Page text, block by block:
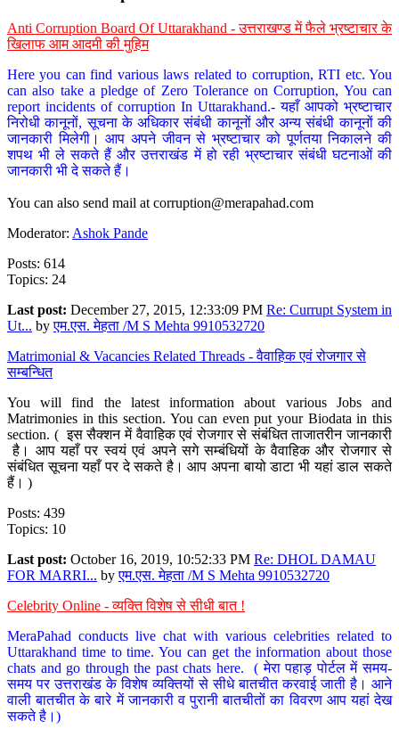
Anti Corruption Board Of Uttarakhand - उत्तराखण्ड में फैले भ्रष्टाचार के
खिलाफ आम आदमी की मुहिम
Here you can find various laws related to corruption, RTI etc. You
can also take a pledge of Zero Tolerance on Corruption, You can
report incidents of corruption In Uttarakhand.- यहाँ आपको भ्रष्टाचार
निरोधी कानूनों, सूचना के अधिकार संबंधी कानूनों और अन्य संबंधी कानूनों की
जानकारी मिलेगी। आप अपने जीवन से भ्रष्टाचार को पूर्णतया निकालने की
शपथ भी ले सकते हैं और उत्तराखंड में हो रही भ्रष्टाचार संबंधी घटनाओं की
जानकारी भी दे सकते हैं।
You can also send mail at corruption@merapahad.com
Moderator: Ashok Pande
Posts: 614
Topics: 24
Last post: December 27, 2015, 12:33:09 PM Re: Currupt System in
Ut... byएम.एस. मेहता /M S Mehta 9910532720
Matrimonial & Vacancies Related Threads - वैवाहिक एवं रोजगार से
सम्बन्धित
You will find the latest information about various Jobs and
Matrimonies in this section. You can even put your Biodata in this
section. ( इस सैक्शन में वैवाहिक एवं रोजगार से संबंधित ताजातरीन जानकारी
है। आप यहाँ पर स्वयं एवं अपने सगे सम्बंधियों के वैवाहिक और रोजगार से
संबंधित सूचना यहाँ पर दे सकते है। आप अपना बायो डाटा भी यहां डाल सकते
हैं। )
Posts: 439
Topics: 10
Last post: October 16, 2019, 10:52:33 PM Re: DHOL DAMAU
FOR MARRI... byएम.एस. मेहता /M S Mehta 9910532720
Celebrity Online - व्यक्ति विशेष से सीधी बात !
MeraPahad conducts live chat with various celebrities related to
Uttarakhand time to time. You can get the information about those
chats and go through the past chats here. ( मेरा पहाड़ पोर्टल में समय-
समय पर उत्तराखंड के विशेष व्यक्तियों से सीधे बातचीत करवाई जाती है। आने
वाली बातचीत के बारे में जानकारी व पुरानी बातचीतों का विवरण आप यहां देख
सकते है।)